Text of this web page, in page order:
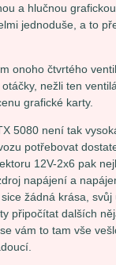
a hlučnou
jednoduše, a to
onoho čtvrtého
nežli ten
grafické karty.
5080 není tak
potřebovat
12V-2x6 pak
napájení a
žádná krása,
připočítat dalších
vám to tam vše